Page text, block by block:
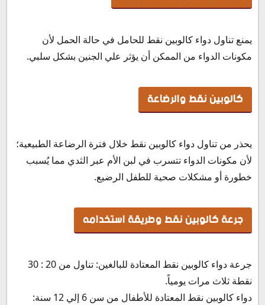
يمنع تناول دواء كالوبين نقط للحامل في حالة الحمل لأن
مكونات الدواء من الممكن أن يؤثر علي الجنين بشكل سلبي.
كالوبين نقط والرضاعة
يحذر من تناول دواء كالوبين نقط خلال فترة الرضاعة الطبيعية؛
لأن مكونات الدواء تتسرب في لبن الأم عبر الثدي مما يُسبب
خطورة أو مشكلات صحية للطفل الرضيع.
جرعة كالوبين نقط وطريقة استخدامه
جرعة دواء كالوبين نقط المعتادة للبالغين: تناول من 20 : 30
نقطة ثلاث مرات يومياً.
دواء كالوبين نقط المعتادة للأطفال من سن 6 إلي 12 سنة: